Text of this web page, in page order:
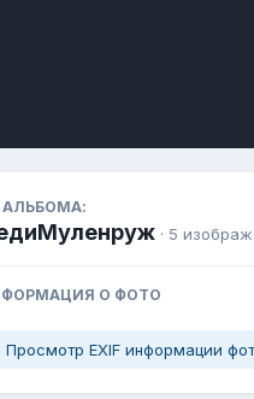
АЛЬБОМА:
· 5
О ФОТО
Просмотр EXIF информации